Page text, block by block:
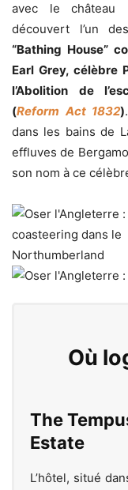
avec le château
découvert l’un
“Bathing House”
Earl Grey, célèbre
l’Abolition de
(Reform Act 1832)
dans les bains de
effluves de
son nom à ce
Où
The
Estate
L’hôtel, situé